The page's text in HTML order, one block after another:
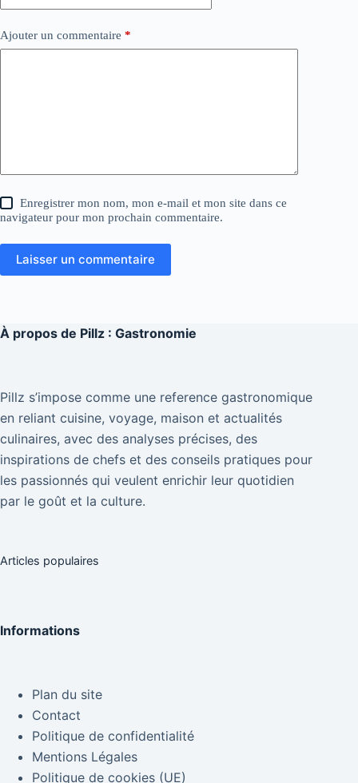
Ajouter un commentaire *
Enregistrer mon nom, mon e-mail et mon site dans ce
navigateur pour mon prochain commentaire.
Laisser un commentaire
À propos de Pillz : Gastronomie
Pillz s’impose comme une reference gastronomique
en reliant cuisine, voyage, maison et actualités
culinaires, avec des analyses précises, des
inspirations de chefs et des conseils pratiques pour
les passionnés qui veulent enrichir leur quotidien
par le goût et la culture.
Articles populaires
Informations
Plan du site
Contact
Politique de confidentialité
Mentions Légales
Politique de cookies (UE)